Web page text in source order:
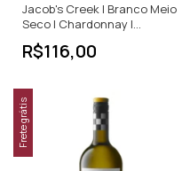
Jacob's Creek | Branco Meio
Seco | Chardonnay |
Austrália | 750ml
R$116,00
Frete grátis